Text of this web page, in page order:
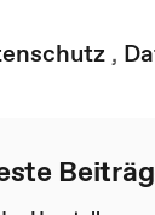
,